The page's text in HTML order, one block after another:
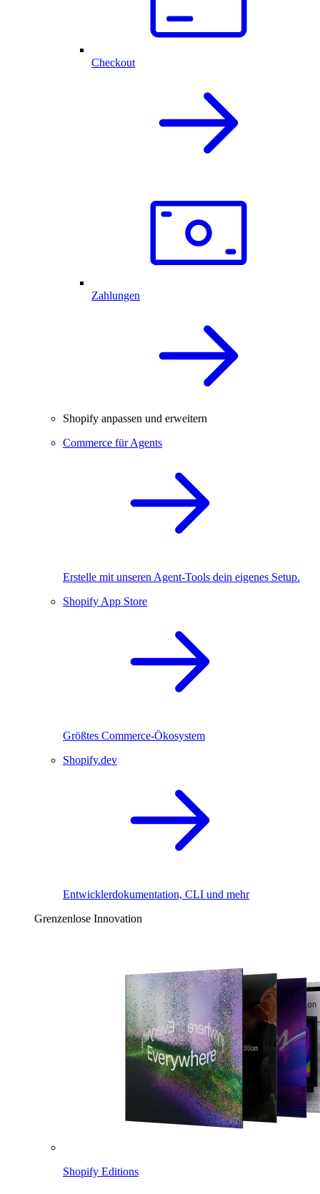
Checkout
Zahlungen
Shopify anpassen und erweitern
Commerce für Agents
Erstelle mit unseren Agent-Tools dein eigenes Setup.
Shopify App Store
Größtes Commerce-Ökosystem
Shopify.dev
Entwicklerdokumentation, CLI und mehr
Grenzenlose Innovation
Shopify Editions